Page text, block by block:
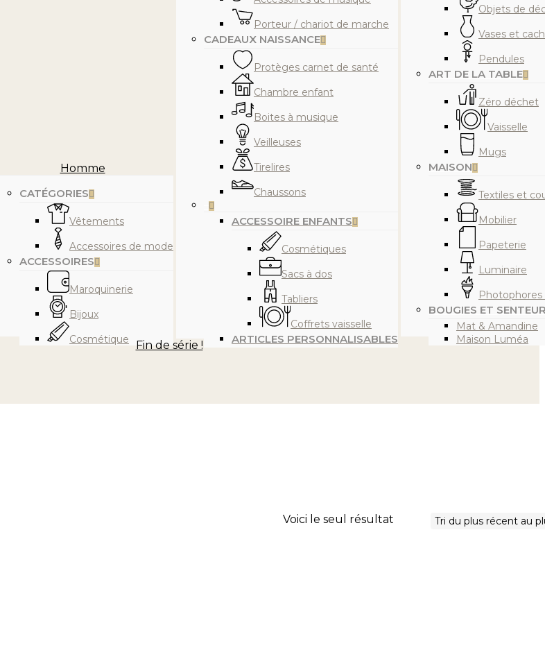
Homme
CATÉGORIES
Vêtements
Accessoires de mode
ACCESSOIRES
Maroquinerie
Bijoux
Cosmétique
Porteur / chariot de marche
CADEAUX NAISSANCE
Protèges carnet de santé
Chambre enfant
Boites à musique
Veilleuses
Tirelires
Chaussons
ACCESSOIRE ENFANTS
Cosmétiques
Sacs à dos
Tabliers
Coffrets vaisselle
ARTICLES PERSONNALISABLES
Objets de
Vases et
Pendules
ART DE LA TABLE
Zéro déchet
Vaisselle
Mugs
MAISON
Textiles et
Mobilier
Papeterie
Luminaire
BOUGIES ET
Mat & Amandine
Maison Luméa
Fin de série !
Voici le seul résultat